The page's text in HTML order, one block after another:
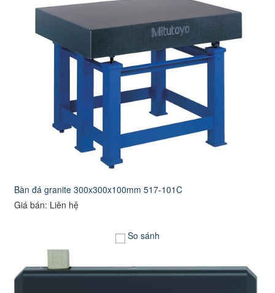
Bàn đá granite 300x300x100mm 517-101C
Giá bán: Liên hệ
So sánh